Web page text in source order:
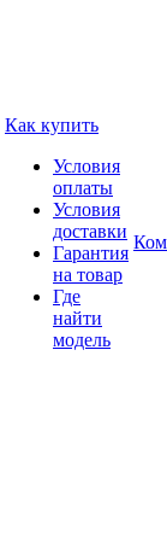
Как купить
Условия
оплаты
Условия
доставки
Гарантия
на товар
Где
найти
модель